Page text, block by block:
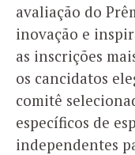
avaliação do
inovação e
as inscrições
os cancidatos
comitê
específicos de
independentes